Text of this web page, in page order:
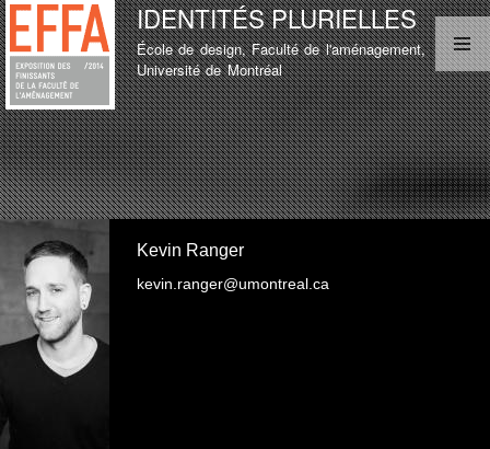
Aller au
contenu
principal
IDENTITÉS PLURIELLES
École de design, Faculté de l'aménagement,
Université de Montréal
MENU PRINCIPAL
LISTE D'ÉTUDIANT
TEST
LISTE D'ÉTUDIANT
Kevin Ranger
kevin.ranger@umontreal.ca